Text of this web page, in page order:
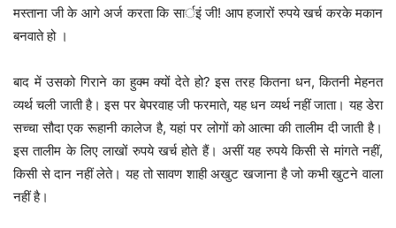
मस्ताना जी के आगे अर्ज करता कि सार्इं जी! आप हजारों रुपये खर्च करके मकान
बनवाते हो ।
बाद में उसको गिराने का हुक्म क्यों देते हो? इस तरह कितना धन, कितनी मेहनत
व्यर्थ चली जाती है। इस पर बेपरवाह जी फरमाते, यह धन व्यर्थ नहीं जाता। यह डेरा
सच्चा सौदा एक रूहानी कालेज है, यहां पर लोगों को आत्मा की तालीम दी जाती है।
इस तालीम के लिए लाखों रुपये खर्च होते हैं। असीं यह रुपये किसी से मांगते नहीं,
किसी से दान नहीं लेते। यह तो सावण शाही अखुट खजाना है जो कभी खुटने वाला
नहीं है।